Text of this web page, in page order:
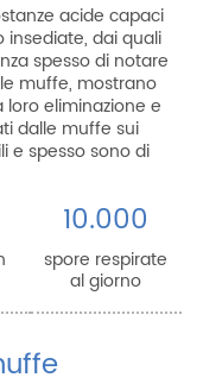
acide capaci
insediate, dai quali
spesso di notare
muffe, mostrano
eliminazione e
dalle muffe sui
e spesso sono di
10.000
spore respirate
al giorno